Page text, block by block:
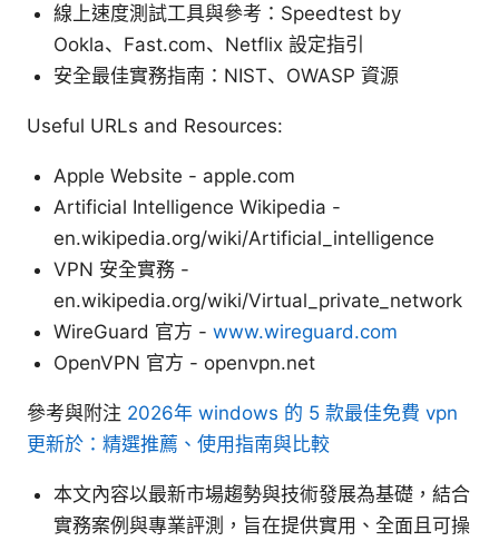
線上速度測試工具與參考：Speedtest by
Ookla、Fast.com、Netflix 設定指引
安全最佳實務指南：NIST、OWASP 資源
Useful URLs and Resources:
Apple Website - apple.com
Artificial Intelligence Wikipedia -
en.wikipedia.org/wiki/Artificial_intelligence
VPN 安全實務 -
en.wikipedia.org/wiki/Virtual_private_network
WireGuard 官方 - www.wireguard.com
OpenVPN 官方 - openvpn.net
參考與附注 2026年 windows 的 5 款最佳免費 vpn
更新於：精選推薦、使用指南與比較
本文內容以最新市場趨勢與技術發展為基礎，結合
實務案例與專業評測，旨在提供實用、全面且可操